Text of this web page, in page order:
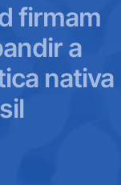
firmam
a
nativa